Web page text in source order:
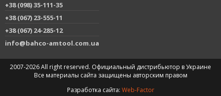
+38 (098) 35-111-35
+38 (067) 23-555-11
+38 (067) 24-285-12
info@bahco-amtool.com.ua
2007-2026 All right reserved. Официальный дистрибьютор в Украине
Все материалы сайта защищены авторским правом
Разработка сайта: Web-Factor